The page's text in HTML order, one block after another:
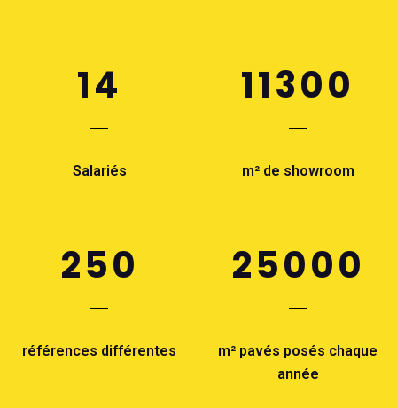
14
Salariés
11300
m² de showroom
250
références différentes
25000
m² pavés posés chaque
année